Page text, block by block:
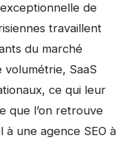
de
travaillent
du marché
SaaS
ce qui leur
que l’on retrouve
une agence SEO à